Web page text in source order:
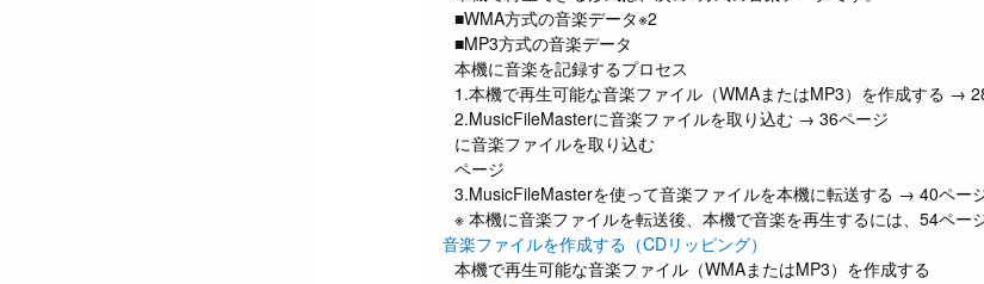
■WMA方式の音楽データ※2
■MP3方式の音楽データ
本機に音楽を記録するプロセス
1.本機で再生可能な音楽ファイル（WMAまたはMP3）を作成する →
2.MusicFileMasterに音楽ファイルを取り込む → 36ページ
に音楽ファイルを取り込む
ページ
3.MusicFileMasterを使って音楽ファイルを本機に転送する → 40ペー
※ 本機に音楽ファイルを転送後、本機で音楽を再生するには、54ペー
音楽ファイルを作成する（CDリッピング）
本機で再生可能な音楽ファイル（WMAまたはMP3）を作成する